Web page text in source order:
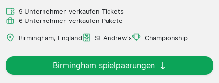
9 Unternehmen verkaufen Tickets
6 Unternehmen verkaufen Pakete
Birmingham, England St Andrew's Championship
Birmingham spielpaarungen